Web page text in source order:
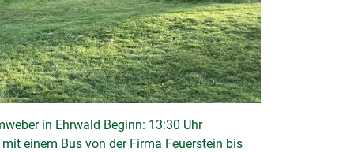
in Ehrwald Beginn: 13:30 Uhr
einem Bus von der Firma Feuerstein bis